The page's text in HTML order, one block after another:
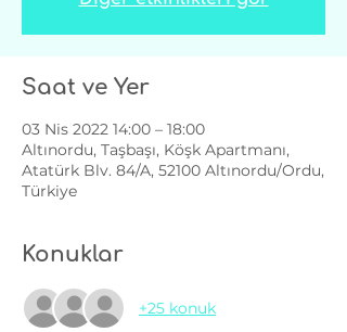
Saat ve Yer
03 Nis 2022 14:00 – 18:00
Altınordu, Taşbaşı, Köşk Apartmanı,
Atatürk Blv. 84/A, 52100 Altınordu/Ordu,
Türkiye
Konuklar
+25 konuk